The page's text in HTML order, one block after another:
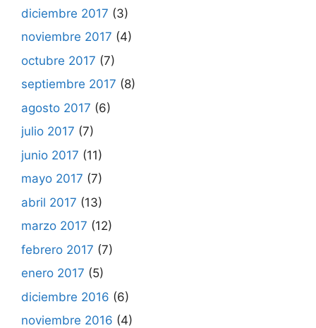
diciembre 2017 (3)
noviembre 2017 (4)
octubre 2017 (7)
septiembre 2017 (8)
agosto 2017 (6)
julio 2017 (7)
junio 2017 (11)
mayo 2017 (7)
abril 2017 (13)
marzo 2017 (12)
febrero 2017 (7)
enero 2017 (5)
diciembre 2016 (6)
noviembre 2016 (4)